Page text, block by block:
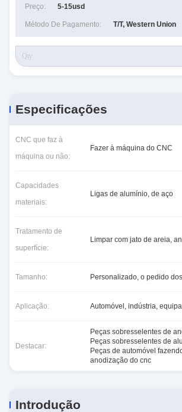
Preço: 5-15usd
Método De Pagamento: T/T, Western Union
Especificações
CNC que faz à
máquina ou não:
Fazer à máquina do CNC
Capacidades
materiais:
Ligas de alumínio, de aço
Tratamento de
superfície:
Limpar com jato de areia,
Tamanho: Personalizado, o pedido
Aplicação: Automóvel, indústria,
Destacar:
Peças sobresselentes de
Peças sobresselentes de
Peças de automóvel
anodização do cnc
Introdução